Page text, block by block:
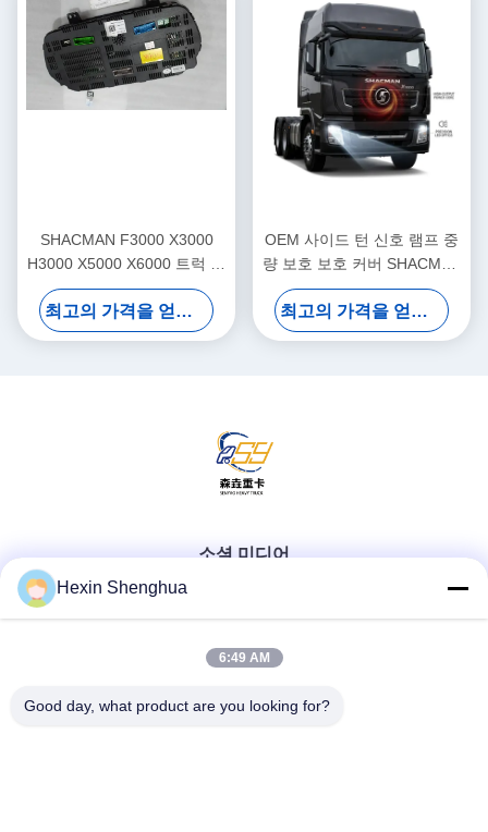
SHACMAN F3000 X3000
H3000 X5000 X6000 트럭 대
시보드 어셈블리 계기판 클러
스터 (중장비 교체용)
최고의 가격을 얻으십시오
OEM 사이드 턴 신호 램프 중
량 보호 보호 커버 SHACMAN
F3000 X3000 시리즈를 위한
직접 적합 교체최고의 가격을 얻으십시오
소셜 미디어
빠른 연락
Tel
Hexin Shenghua
6:49 AM
Good day, what product are you looking for?